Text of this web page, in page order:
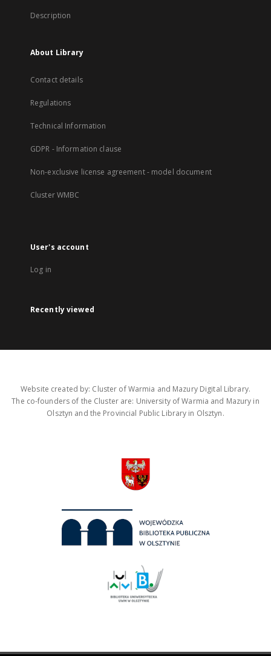
Description
About Library
Contact details
Regulations
Technical Information
GDPR - Information clause
Non-exclusive license agreement - model document
Cluster WMBC
User's account
Log in
Recently viewed
Website created by: Cluster of Warmia and Mazury Digital Library.
The co-founders of the Cluster are: University of Warmia and Mazury in
Olsztyn and the Provincial Public Library in Olsztyn.